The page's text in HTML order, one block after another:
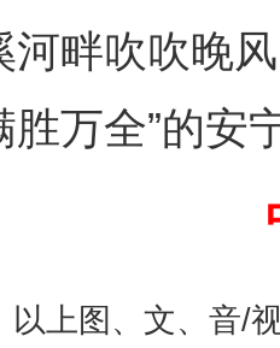
河畔吹吹晚
胜万全”的安
以上图、文、音/